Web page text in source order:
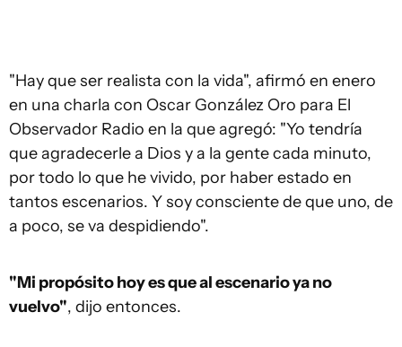
"Hay que ser realista con la vida", afirmó en enero
en una charla con Oscar González Oro para El
Observador Radio en la que agregó: "Yo tendría
que agradecerle a Dios y a la gente cada minuto,
por todo lo que he vivido, por haber estado en
tantos escenarios. Y soy consciente de que uno, de
a poco, se va despidiendo".
"Mi propósito hoy es que al escenario ya no
vuelvo", dijo entonces.